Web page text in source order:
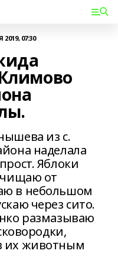
07:30
из с.
наделала
Яблоки
от
в небольшом
через сито.
размазываю
их животным